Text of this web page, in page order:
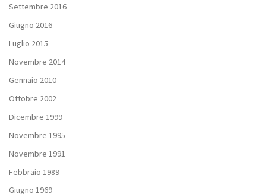
Settembre 2016
Giugno 2016
Luglio 2015
Novembre 2014
Gennaio 2010
Ottobre 2002
Dicembre 1999
Novembre 1995
Novembre 1991
Febbraio 1989
Giugno 1969